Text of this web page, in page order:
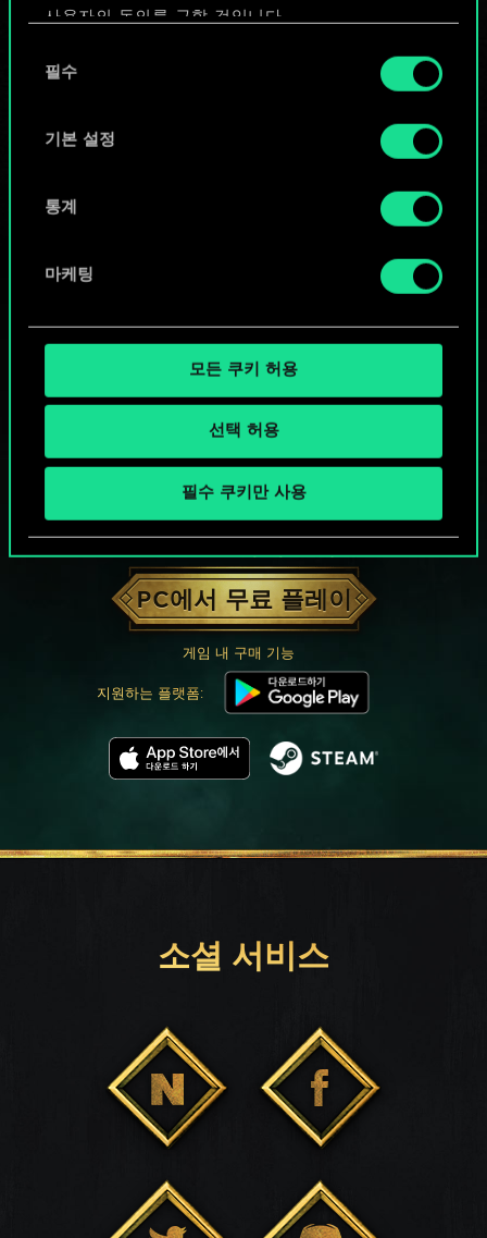
사용자의 동의를 구할 것입니다.
쿠키 사용에 관한 세부 사항이나 관련 설정은 아래의
필수
기본 설정
통계
마케팅
모든 쿠키 허용
선택 허용
필수 쿠키만 사용
궨트 한 판 어떠신가요?
PC에서 무료 플레이
게임 내 구매 기능
지원하는 플랫폼:
소셜 서비스